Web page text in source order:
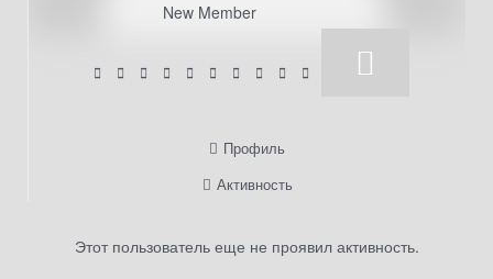
New Member
Профиль
Активность
Этот пользователь еще не проявил активность.